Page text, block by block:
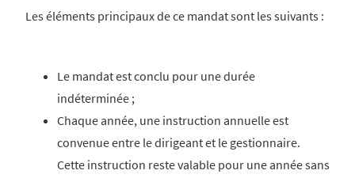
Les éléments principaux de ce mandat sont les suivants :
Le mandat est conclu pour une durée
indéterminée ;
Chaque année, une instruction annuelle est
convenue entre le dirigeant et le gestionnaire.
Cette instruction reste valable pour une année sans